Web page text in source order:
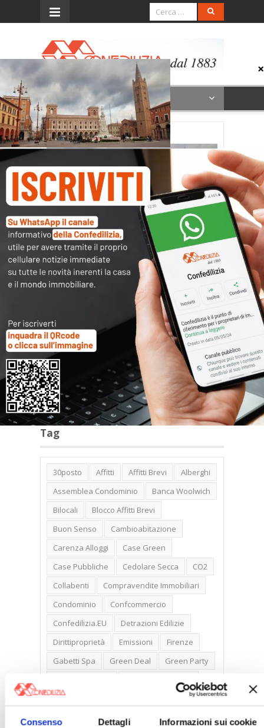
Consenso Dettagli Informazioni sui cookie
Menu
Forlì
Archivi
Categorie
Tag
30posto Affitti Affitti Brevi
Alberghi
Assemblea Condominio
Banca Woolwich
Bilocali
Blocco Affitti Brevi
Buon Senso
Cambioabitazione
Carenza Alloggi
Case Green
Case Pubbliche
Cedolare Secca
CO2
Collabenti
Compravendite Immobiliari
Condominio
Confcommercio
Confedilizia.EU
Detrazioni Edilizie
Dirittiproprietà
Emissioni
Firenze
Gabetti Spa
Green Deal
Green Party
Irregolarità Formali
Libero Mercato
New York
Nudaproprietà
Prezzi Case